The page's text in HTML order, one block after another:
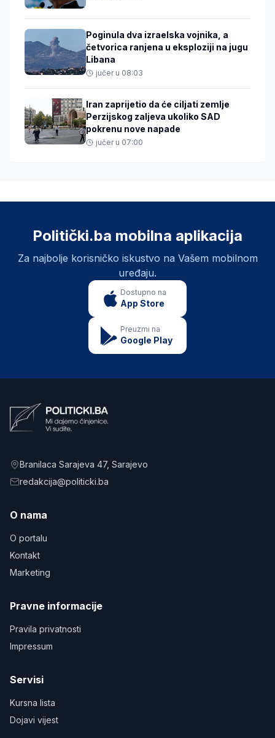
Poginula dva izraelska vojnika, a
četvorica ranjena u eksploziji na jugu
Libana
jučer u 08:03
Iran zaprijetio da će ciljati zemlje
Perzijskog zaljeva ukoliko SAD
pokrenu nove napade
jučer u 07:00
Politički.ba mobilna aplikacija
Za najbolje korisničko iskustvo na Vašem mobilnom
uređaju.
Dostupno na
App Store
Preuzmi na
Google Play
Branilaca Sarajeva 47, Sarajevo
redakcija@politicki.ba
O nama
O portalu
Kontakt
Marketing
Pravne informacije
Pravila privatnosti
Impressum
Servisi
Kursna lista
Dojavi vijest